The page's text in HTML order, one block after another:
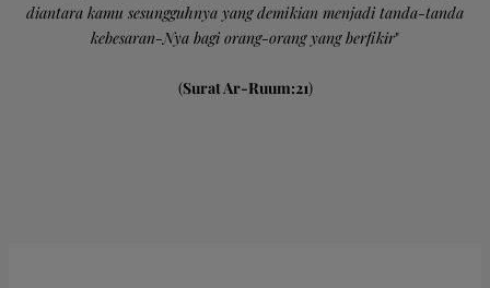
diantara kamu sesungguhnya yang demikian menjadi tanda-tanda
kebesaran-Nya bagi orang-orang yang berfikir"
(Surat Ar-Ruum:21)